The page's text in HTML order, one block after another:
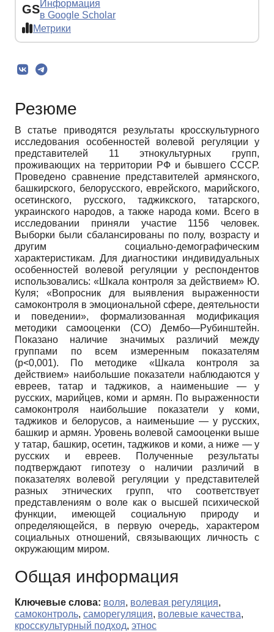
GSИнформация
в Google Scholar
Метрики
Резюме
В статье приводятся результаты кросскультурного
исследования особенностей волевой регуляции у
представителей 11 этнокультурных групп,
проживающих на территории РФ и бывшего СССР.
Проведено сравнение представителей армянского,
башкирского, белорусского, еврейского, марийского,
осетинского, русского, таджикского, татарского,
украинского народов, а также народа коми. Всего в
исследовании приняли участие 1156 человек.
Выборки были сбалансированы по полу, возрасту и
другим социально-демографическим
характеристикам. Для диагностики индивидуальных
особенностей волевой регуляции у респондентов
использовались: «Шкала контроля за действием» Ю.
Куля; «Вопросник для выявления выраженности
самоконтроля в эмоциональной сфере, деятельности
и поведении», формализованная модификация
методики самооценки (СО) Дембо—Рубинштейн.
Показано наличие значимых различий между
группами по всем измеренным показателям
(p<0,001). По методике «Шкала контроля за
действием» наибольшие показатели наблюдаются у
евреев, татар и таджиков, а наименьшие — у
русских, марийцев, коми и армян. По выраженности
самоконтроля наибольшие показатели у коми,
таджиков и белорусов, а наименьшие — у русских,
башкир и армян. Уровень волевой самооценки выше
у татар, башкир, осетин, таджиков и коми, а ниже — у
русских и евреев. Полученные результаты
подтверждают гипотезу о наличии различий в
показателях волевой регуляции у представителей
разных этнических групп, что соответствует
представлениям о воле как о высшей психической
функции, имеющей социальную природу и
определяющейся, в первую очередь, характером
социальных отношений, связывающих личность с
окружающим миром.
Общая информация
Ключевые слова: воля, волевая регуляция,
самоконтроль, саморегуляция, волевые качества,
кросскультурный подход, этнос